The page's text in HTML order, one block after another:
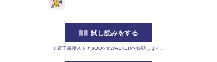
試し読みをする
※電子書籍ストアBOOK☆WALKERへ移動します。